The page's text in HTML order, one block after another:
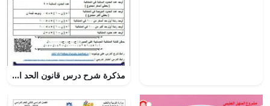
مذكرة شرح درس قانون الحد العام في المتتاليات الحسابية مع أمثلة تدريبية (رياضيات بحتة) الحادي عشر